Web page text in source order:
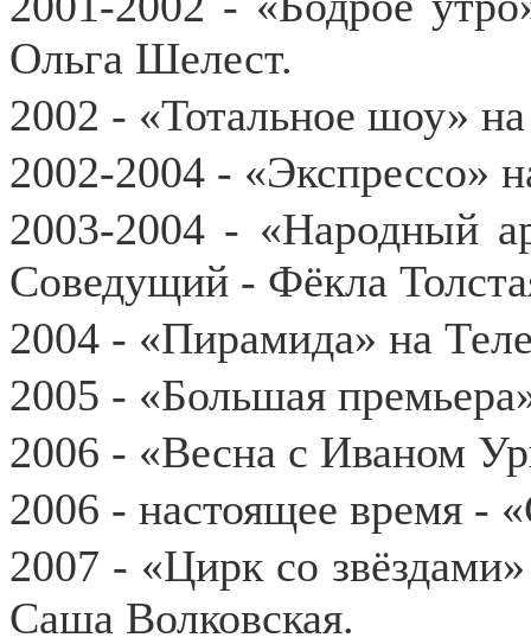
Ольга Шелест.
2002 - «Тотальное шоу»
2002-2004 - «Экспрессо»
2003-2004 - «Народный
Соведущий - Фёкла
2004 - «Пирамида» на
2005 - «Большая
2006 - «Весна с Иваном
2006 - настоящее время -
2007 - «Цирк со
Саша Волковская.